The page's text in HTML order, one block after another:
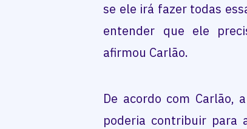
se ele irá fazer todas
entender que ele
afirmou Carlão.
De acordo com Carlão,
poderia contribuir para